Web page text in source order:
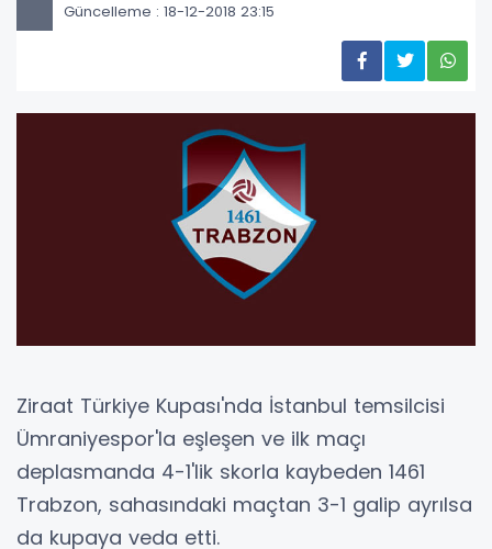
Güncelleme : 18-12-2018 23:15
Ziraat Türkiye Kupası'nda İstanbul temsilcisi
Ümraniyespor'la eşleşen ve ilk maçı
deplasmanda 4-1'lik skorla kaybeden 1461
Trabzon, sahasındaki maçtan 3-1 galip ayrılsa
da kupaya veda etti.